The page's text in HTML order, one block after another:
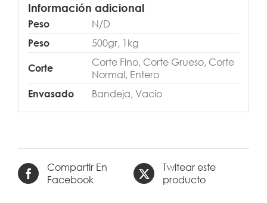
Información adicional
Peso N/D
Peso 500gr, 1kg
Corte
Corte Fino, Corte Grueso, Corte
Normal, Entero
Envasado Bandeja, Vacío
Compartir En
Facebook
Twitear este
producto